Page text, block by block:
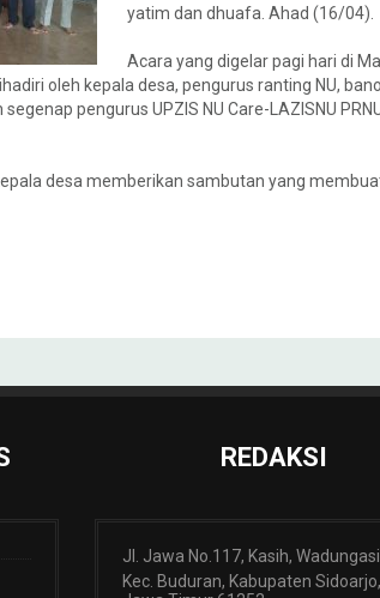
yatim dan dhuafa. Ahad (16/04).
Acara yang digelar pagi hari di
oleh kepala desa, pengurus ranting NU,
pengurus UPZIS NU Care-LAZISNU
desa memberikan sambutan yang
REDAKSI
Jl. Jawa No.117, Kasih,
Kec. Buduran, Kabupaten Sidoarjo,